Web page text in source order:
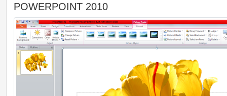
POWERPOINT 2010